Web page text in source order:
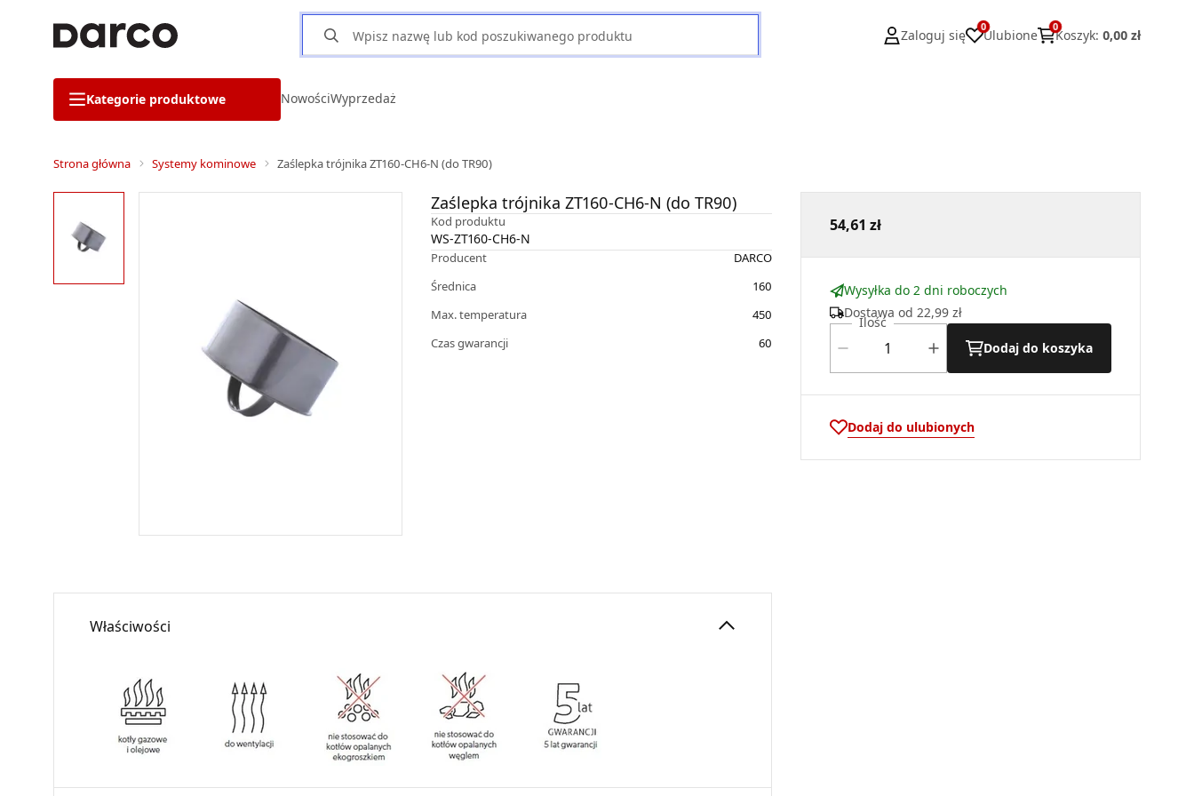
Zaloguj się
0
Ulubione
0
Koszyk: 0,00 zł
Kategorie produktowe NowościWyprzedaż
Strona główna Systemy kominowe Zaślepka trójnika ZT160-CH6-N (do TR90)
Zaślepka trójnika ZT160-CH6-N (do TR90)
Kod produktu
WS-ZT160-CH6-N
Producent
DARCO
Średnica
160
Max. temperatura
450
Czas gwarancji
60
54,61 zł
Wysyłka do 2 dni roboczych
Dostawa od 22,99 zł
Ilość
Dodaj do koszyka
Dodaj do ulubionych
Właściwości